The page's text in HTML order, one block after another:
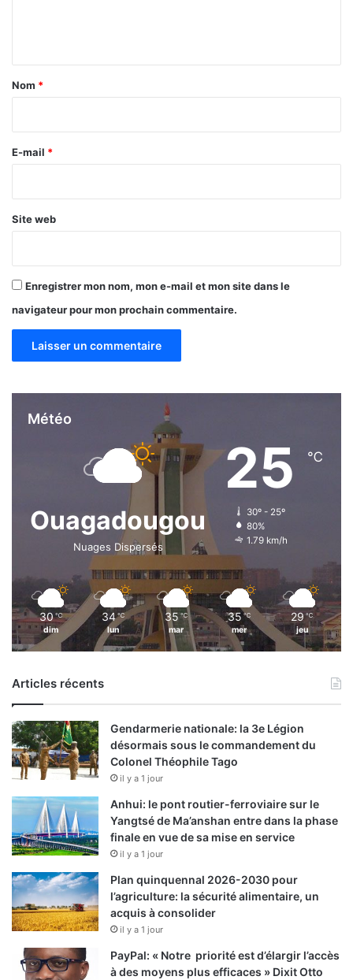
B
i
a
s
a
e
Nom *
E-mail *
Site web
Enregistrer mon nom, mon e-mail et mon site dans le
navigateur pour mon prochain commentaire.
Météo
Ouagadougou
Nuages Dispersés
25 ℃
30º - 25º
80%
1.79 km/h
30 ℃
dim
34 ℃
lun
35 ℃
mar
35 ℃
mer
29 ℃
jeu
Articles récents
Gendarmerie nationale: la 3e Légion
désormais sous le commandement du
Colonel Théophile Tago
il y a 1 jour
Anhui: le pont routier-ferroviaire sur le
Yangtsé de Ma’anshan entre dans la phase
finale en vue de sa mise en service
il y a 1 jour
Plan quinquennal 2026-2030 pour
l’agriculture: la sécurité alimentaire, un
acquis à consolider
il y a 1 jour
PayPal: « Notre priorité est d’élargir l’accès
à des moyens plus efficaces » Dixit Otto